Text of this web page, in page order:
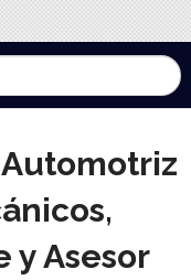
y Asesor